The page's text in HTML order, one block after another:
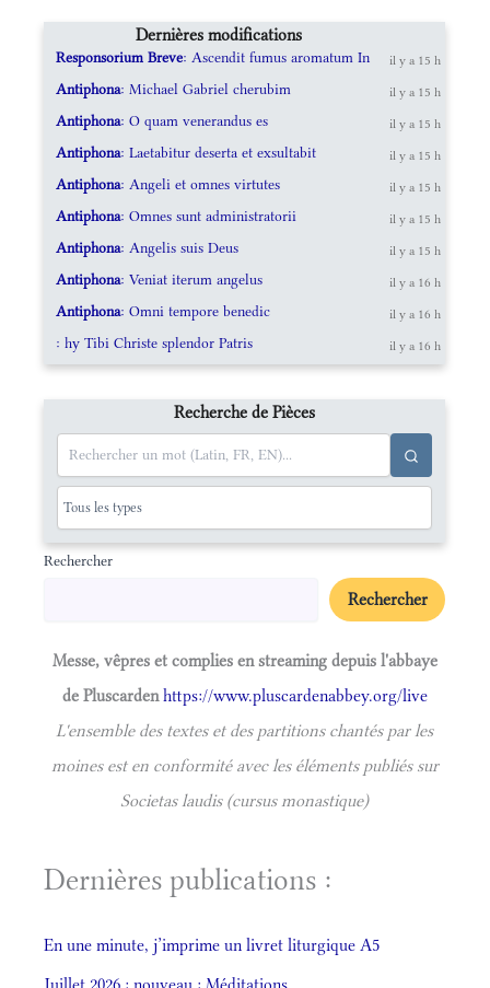
Dernières modifications
Responsorium Breve: Ascendit fumus aromatum In il y a 15 h
Antiphona: Michael Gabriel cherubim il y a 15 h
Antiphona: O quam venerandus es il y a 15 h
Antiphona: Laetabitur deserta et exsultabit il y a 15 h
Antiphona: Angeli et omnes virtutes il y a 15 h
Antiphona: Omnes sunt administratorii il y a 15 h
Antiphona: Angelis suis Deus il y a 15 h
Antiphona: Veniat iterum angelus il y a 16 h
Antiphona: Omni tempore benedic il y a 16 h
: hy Tibi Christe splendor Patris il y a 16 h
Recherche de Pièces
Rechercher
Rechercher
Messe, vêpres et complies en streaming depuis l'abbaye
de Pluscardenhttps://www.pluscardenabbey.org/live
L'ensemble des textes et des partitions chantés par les
moines est en conformité avec les éléments publiés sur
Societas laudis (cursus monastique)
Dernières publications :
En une minute, j’imprime un livret liturgique A5